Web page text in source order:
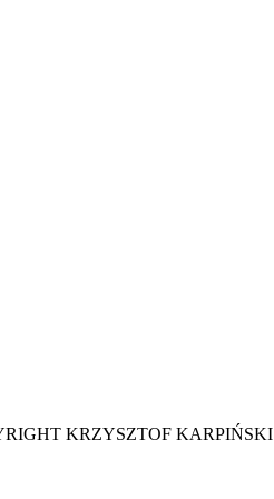
KRZYSZTOF KARPIŃSKI